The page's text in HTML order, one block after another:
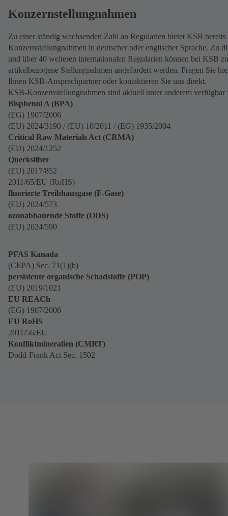
Konzernstellungnahmen
Zu einer ständig wachsenden Zahl an Regularien bietet KSB bereits
Konzernstellungnahmen in deutscher oder englischer Sprache. Zu
und über 40 weiteren internationalen Regularien können bei KSB
artikelbezogene Stellungnahmen angefordert werden. Fragen Sie
Ihnen KSB-Ansprechpartner oder kontaktieren Sie uns direkt.
KSB-Konzernstellungnahmen sind aktuell unter anderem verfügbar
Bisphenol A (BPA)
(EG) 1907/2006
(EU) 2024/3190 / (EU) 10/2011 / (EG) 1935/2004
Critical Raw Materials Act (CRMA)
(EU) 2024/1252
Quecksilber
(EU) 2017/852
2011/65/EU (RoHS)
fluorierte Treibhausgase (F-Gase)
(EU) 2024/573
ozonabbauende Stoffe (ODS)
(EU) 2024/590
PFAS Kanada
(CEPA) Sec. 71(1)(b)
persistente organische Schadstoffe (POP)
(EU) 2019/1021
EU REACh
(EG) 1907/2006
EU RoHS
2011/56/EU
Konfliktmineralien (CMRT)
Dodd-Frank Act Sec. 1502